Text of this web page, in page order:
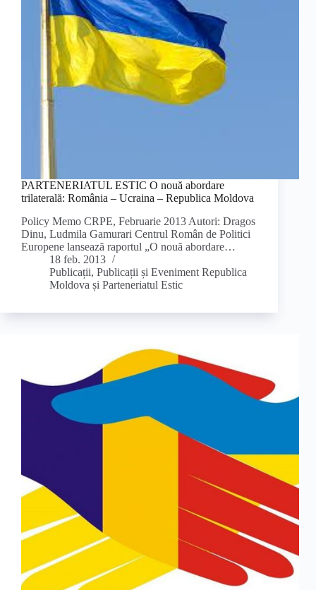
PARTENERIATUL ESTIC O nouă abordare
trilaterală: România – Ucraina – Republica Moldova
Policy Memo CRPE, Februarie 2013 Autori: Dragos
Dinu, Ludmila Gamurari Centrul Român de Politici
Europene lansează raportul „O nouă abordare…
18 feb. 2013
Publicații, Publicații și Eveniment Republica
Moldova și Parteneriatul Estic